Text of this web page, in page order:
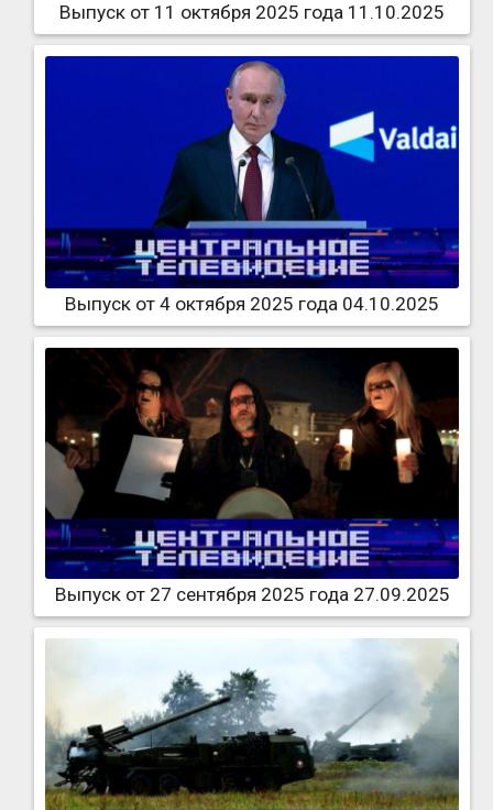
Выпуск от 11 октября 2025 года 11.10.2025
Выпуск от 4 октября 2025 года 04.10.2025
Выпуск от 27 сентября 2025 года 27.09.2025